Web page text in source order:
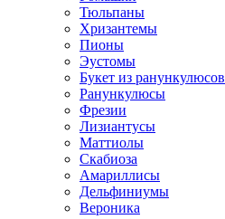
Тюльпаны
Хризантемы
Пионы
Эустомы
Букет из ранункулюсов
Ранункулюсы
Фрезии
Лизиантусы
Маттиолы
Скабиоза
Амариллисы
Дельфиниумы
Вероника